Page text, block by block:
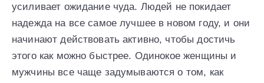
усиливает ожидание чуда. Людей не покидает
надежда на все самое лучшее в новом году, и они
начинают действовать активно, чтобы достичь
этого как можно быстрее. Одинокое женщины и
мужчины все чаще задумываются о том, как